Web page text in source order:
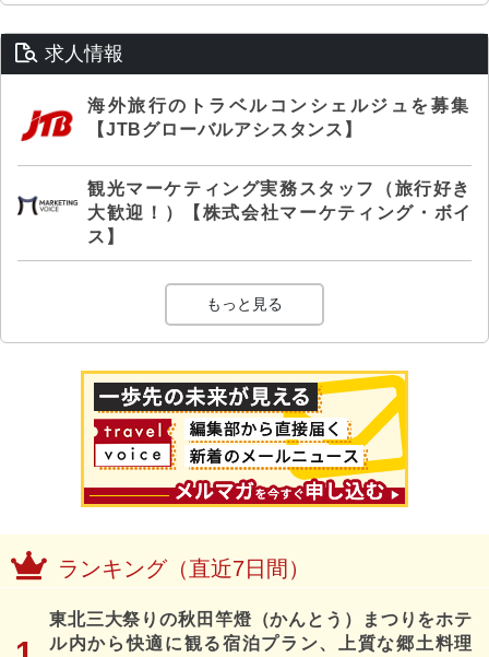
求人情報
海外旅行のトラベルコンシェルジュを募集
【JTBグローバルアシスタンス】
観光マーケティング実務スタッフ（旅行好き
大歓迎！）【株式会社マーケティング・ボイ
ス】
もっと見る
ランキング（直近7日間）
東北三大祭りの秋田竿燈（かんとう）まつりをホテ
ル内から快適に観る宿泊プラン、上質な郷土料理